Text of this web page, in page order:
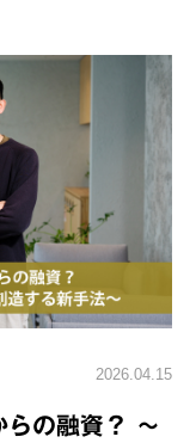
2026.04.15
の融資？ ～